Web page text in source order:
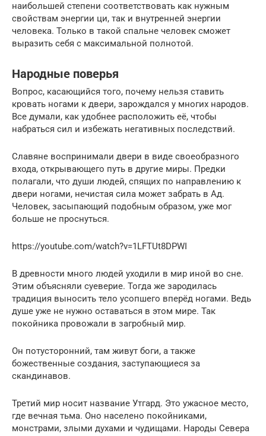
наибольшей степени соответствовать как нужным
свойствам энергии ци, так и внутренней энергии
человека. Только в такой спальне человек сможет
выразить себя с максимальной полнотой.
Народные поверья
Вопрос, касающийся того, почему нельзя ставить
кровать ногами к двери, зарождался у многих народов.
Все думали, как удобнее расположить её, чтобы
набраться сил и избежать негативных последствий.
Славяне воспринимали двери в виде своеобразного
входа, открывающего путь в другие миры. Предки
полагали, что души людей, спящих по направлению к
двери ногами, нечистая сила может забрать в Ад.
Человек, засыпающий подобным образом, уже мог
больше не проснуться.
https://youtube.com/watch?v=1LFTUt8DPWI
В древности много людей уходили в мир иной во сне.
Этим объясняли суеверие. Тогда же зародилась
традиция выносить тело усопшего вперёд ногами. Ведь
душе уже не нужно оставаться в этом мире. Так
покойника провожали в загробный мир.
Он потусторонний, там живут боги, а также
божественные создания, заступающиеся за
скандинавов.
Третий мир носит название Утгард. Это ужасное место,
где вечная тьма. Оно населено покойниками,
монстрами, злыми духами и чудищами. Народы Севера